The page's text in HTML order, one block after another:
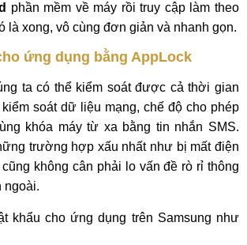
phần mềm về máy rồi truy cập làm theo
là xong, vô cùng đơn giản và nhanh gọn.
ứng dụng bằng AppLock
ta có thể kiểm soát được cả thời gian
soát dữ liệu mạng, chế độ cho phép
khóa máy từ xa bằng tin nhắn SMS.
trường hợp xấu nhất như bị mất điện
không cân phải lo vấn đề rò rỉ thông
ngoài.
khẩu cho ứng dụng trên Samsung như